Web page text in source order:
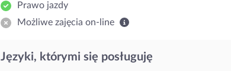
Prawo jazdy
Możliwe zajęcia on-line
Języki, którymi się posługuję